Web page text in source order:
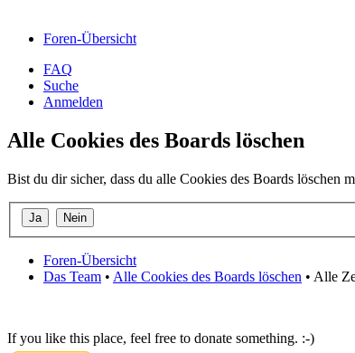
Foren-Übersicht
FAQ
Suche
Anmelden
Alle Cookies des Boards löschen
Bist du dir sicher, dass du alle Cookies des Boards löschen
Foren-Übersicht
Das Team • Alle Cookies des Boards löschen • Alle
If you like this place, feel free to donate something. :-)